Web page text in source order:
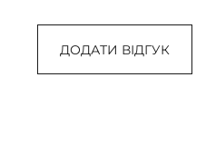
ДОДАТИ ВІДГУК